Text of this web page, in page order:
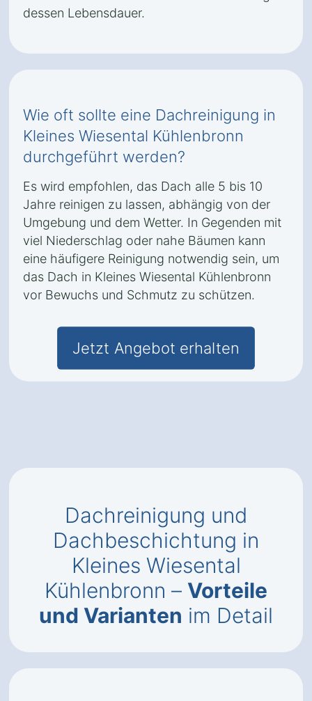
dessen Lebensdauer.
Wie oft sollte eine Dachreinigung in
Kleines Wiesental Kühlenbronn
durchgeführt werden?
Es wird empfohlen, das Dach alle 5 bis 10
Jahre reinigen zu lassen, abhängig von der
Umgebung und dem Wetter. In Gegenden mit
viel Niederschlag oder nahe Bäumen kann
eine häufigere Reinigung notwendig sein, um
das Dach in Kleines Wiesental Kühlenbronn
vor Bewuchs und Schmutz zu schützen.
Jetzt Angebot erhalten
Dachreinigung und
Dachbeschichtung in
Kleines Wiesental
Kühlenbronn – Vorteile
und Varianten im Detail